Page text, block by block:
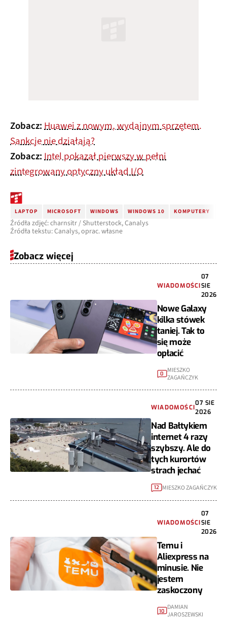
Zobacz:Huawei z nowym, wydajnym sprzętem.
Sankcje nie działają?
Zobacz:Intel pokazał pierwszy w pełni
zintegrowany optyczny układ I/O
LAPTOP MICROSOFT WINDOWS WINDOWS 10 KOMPUTERY
Źródła zdjęć: charnsitr / Shutterstock, Canalys
Źródła tekstu: Canalys, oprac. własne
Zobacz więcej
WIADOMOŚCI
07
SIE
2026
Nowe Galaxy
kilka stówek
taniej. Tak to
się może
opłacić
0 MIESZKO
ZAGAŃCZYK
WIADOMOŚCI
07 SIE
2026
Nad Bałtykiem
internet 4 razy
szybszy. Ale do
tych kurortów
strach jechać
12 MIESZKO ZAGAŃCZYK
WIADOMOŚCI
07
SIE
2026
Temu i
Aliexpress na
minusie. Nie
jestem
zaskoczony
10 DAMIAN
JAROSZEWSKI